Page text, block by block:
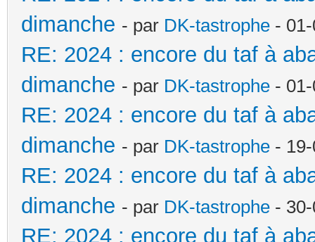
dimanche - par DK-tastrophe -
RE: 2024 : encore du taf à
dimanche - par DK-tastrophe -
RE: 2024 : encore du taf à
dimanche - par DK-tastrophe -
RE: 2024 : encore du taf à
dimanche - par DK-tastrophe -
RE: 2024 : encore du taf à